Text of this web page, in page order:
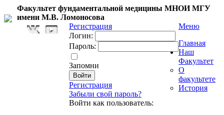
Факультет фундаментальной медицины МНОИ МГУ
имени М.В. Ломоносова
Регистрация
Логин:
Пароль:
Запомни
Регистрация
Забыли свой пароль?
Войти как пользователь:
Меню
Главная
Наш
Факультет
О
факультете
История